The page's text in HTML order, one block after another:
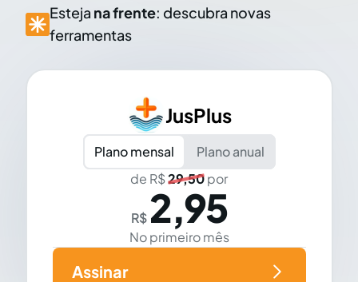
Esteja na frente: descubra novas
ferramentas
JusPlus
Plano mensal
Plano anual
de R$29,50por
R$ 2,95
No primeiro mês
Assinar